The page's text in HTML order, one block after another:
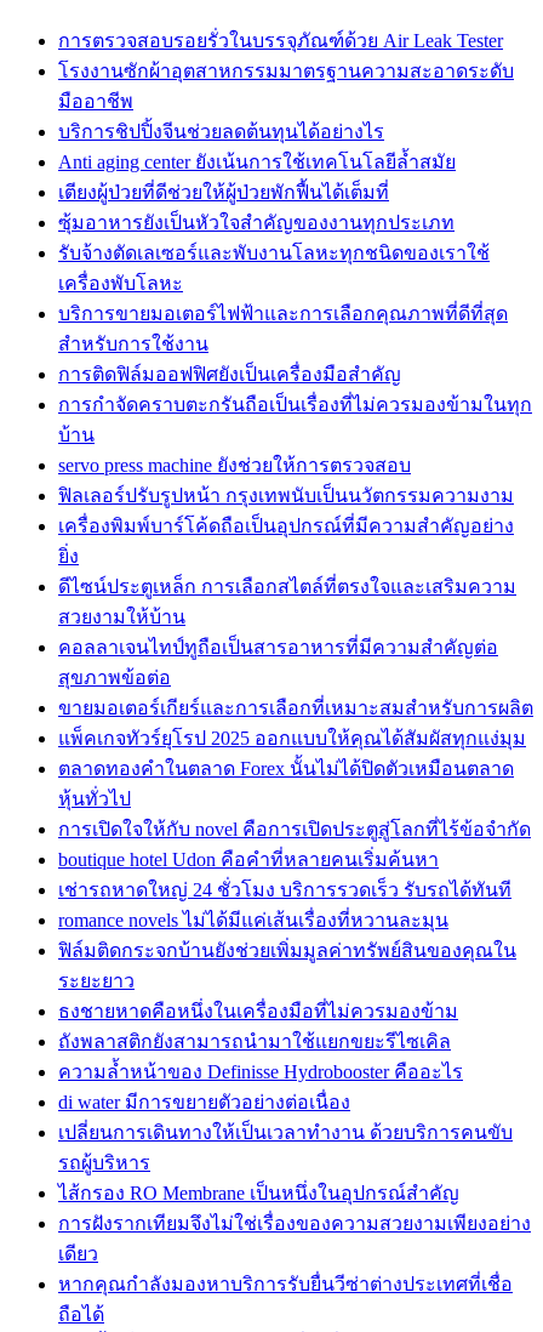
การตรวจสอบรอยรั่วในบรรจุภัณฑ์ด้วย Air Leak Tester
โรงงานซักผ้าอุตสาหกรรมมาตรฐานความสะอาดระดับ
มืออาชีพ
บริการชิปปิ้งจีนช่วยลดต้นทุนได้อย่างไร
Anti aging center ยังเน้นการใช้เทคโนโลยีล้ำสมัย
เตียงผู้ป่วยที่ดีช่วยให้ผู้ป่วยพักฟื้นได้เต็มที่
ซุ้มอาหารยังเป็นหัวใจสำคัญของงานทุกประเภท
รับจ้างตัดเลเซอร์และพับงานโลหะทุกชนิดของเราใช้
เครื่องพับโลหะ
บริการขายมอเตอร์ไฟฟ้าและการเลือกคุณภาพที่ดีที่สุด
สำหรับการใช้งาน
การติดฟิล์มออฟฟิศยังเป็นเครื่องมือสำคัญ
การกำจัดคราบตะกรันถือเป็นเรื่องที่ไม่ควรมองข้ามในทุก
บ้าน
servo press machine ยังช่วยให้การตรวจสอบ
ฟิลเลอร์ปรับรูปหน้า กรุงเทพนับเป็นนวัตกรรมความงาม
เครื่องพิมพ์บาร์โค้ดถือเป็นอุปกรณ์ที่มีความสำคัญอย่าง
ยิ่ง
ดีไซน์ประตูเหล็ก การเลือกสไตล์ที่ตรงใจและเสริมความ
สวยงามให้บ้าน
คอลลาเจนไทป์ทูถือเป็นสารอาหารที่มีความสำคัญต่อ
สุขภาพข้อต่อ
ขายมอเตอร์เกียร์และการเลือกที่เหมาะสมสำหรับการผลิต
แพ็คเกจทัวร์ยุโรป 2025 ออกแบบให้คุณได้สัมผัสทุกแง่มุม
ตลาดทองคำในตลาด Forex นั้นไม่ได้ปิดตัวเหมือนตลาด
หุ้นทั่วไป
การเปิดใจให้กับ novel คือการเปิดประตูสู่โลกที่ไร้ข้อจำกัด
boutique hotel Udon คือคำที่หลายคนเริ่มค้นหา
เช่ารถหาดใหญ่ 24 ชั่วโมง บริการรวดเร็ว รับรถได้ทันที
romance novels ไม่ได้มีแค่เส้นเรื่องที่หวานละมุน
ฟิล์มติดกระจกบ้านยังช่วยเพิ่มมูลค่าทรัพย์สินของคุณใน
ระยะยาว
ธงชายหาดคือหนึ่งในเครื่องมือที่ไม่ควรมองข้าม
ถังพลาสติกยังสามารถนำมาใช้แยกขยะรีไซเคิล
ความล้ำหน้าของ Definisse Hydrobooster คืออะไร
di water มีการขยายตัวอย่างต่อเนื่อง
เปลี่ยนการเดินทางให้เป็นเวลาทำงาน ด้วยบริการคนขับ
รถผู้บริหาร
ไส้กรอง RO Membrane เป็นหนึ่งในอุปกรณ์สำคัญ
การฝังรากเทียมจึงไม่ใช่เรื่องของความสวยงามเพียงอย่าง
เดียว
หากคุณกำลังมองหาบริการรับยื่นวีซ่าต่างประเทศที่เชื่อ
ถือได้